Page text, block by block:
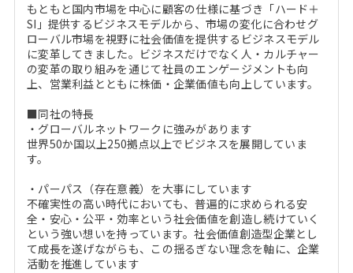
もともと国内市場を中心に顧客の仕様に基づき「ハード＋
SI」提供するビジネスモデルから、市場の変化に合わせグ
ローバル市場を視野に社会価値を提供するビジネスモデル
に変革してきました。ビジネスだけでなく人・カルチャー
の変革の取り組みを通じて社員のエンゲージメントも向
上、営業利益とともに株価・企業価値も向上しています。
■同社の特長
・グローバルネットワークに強みがあります
世界50か国以上250拠点以上でビジネスを展開していま
す。
・パーパス（存在意義）を大事にしています
不確実性の高い時代においても、普遍的に求められる安
全・安心・公平・効率という社会価値を創造し続けていく
という強い想いを持っています。社会価値創造型企業とし
て成長を遂げながらも、この揺るぎない理念を軸に、企業
活動を推進しています